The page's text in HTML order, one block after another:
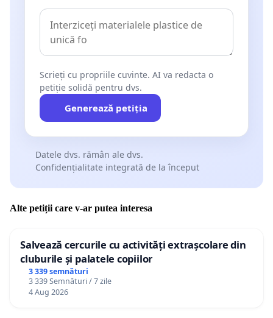
Scrieți cu propriile cuvinte. AI va redacta o
petiție solidă pentru dvs.
Generează petiția
Datele dvs. rămân ale dvs.
Confidențialitate integrată de la început
Alte petiții care v-ar putea interesa
Salvează cercurile cu activități extrașcolare din
cluburile și palatele copiilor
3 339 semnături
3 339 Semnături / 7 zile
4 Aug 2026